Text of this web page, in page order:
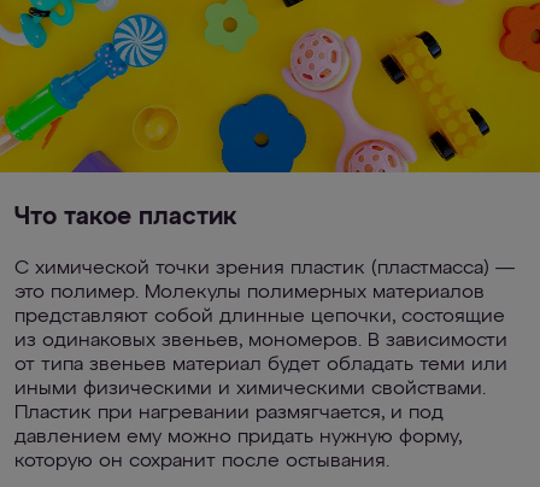
Что такое пластик
С химической точки зрения пластик (пластмасса) —
это полимер. Молекулы полимерных материалов
представляют собой длинные цепочки, состоящие
из одинаковых звеньев, мономеров. В зависимости
от типа звеньев материал будет обладать теми или
иными физическими и химическими свойствами.
Пластик при нагревании размягчается, и под
давлением ему можно придать нужную форму,
которую он сохранит после остывания.